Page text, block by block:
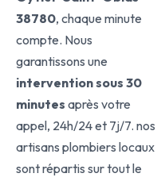
38780, chaque minute
compte. Nous
garantissons une
intervention sous 30
minutes après votre
appel, 24h/24 et 7j/7. nos
artisans plombiers locaux
sont répartis sur tout le